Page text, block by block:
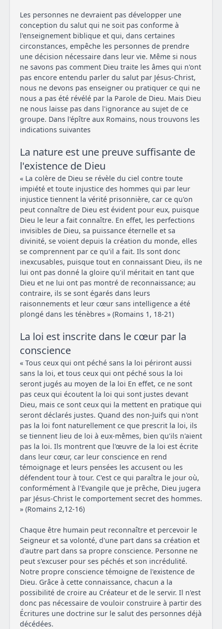
Les personnes ne devraient pas développer une
conception du salut qui ne soit pas conforme à
l'enseignement biblique et qui, dans certaines
circonstances, empêche les personnes de prendre
une décision nécessaire dans leur vie. Même si nous
ne savons pas comment Dieu traite les âmes qui n'ont
pas encore entendu parler du salut par Jésus-Christ,
nous ne devons pas enseigner ou pratiquer ce qui ne
nous a pas été révélé par la Parole de Dieu. Mais Dieu
ne nous laisse pas dans l'ignorance au sujet de ce
groupe. Dans l'épître aux Romains, nous trouvons les
indications suivantes
La nature est une preuve suffisante de
l'existence de Dieu
« La colère de Dieu se révèle du ciel contre toute
impiété et toute injustice des hommes qui par leur
injustice tiennent la vérité prisonnière, car ce qu'on
peut connaître de Dieu est évident pour eux, puisque
Dieu le leur a fait connaître. En effet, les perfections
invisibles de Dieu, sa puissance éternelle et sa
divinité, se voient depuis la création du monde, elles
se comprennent par ce qu'il a fait. Ils sont donc
inexcusables, puisque tout en connaissant Dieu, ils ne
lui ont pas donné la gloire qu'il méritait en tant que
Dieu et ne lui ont pas montré de reconnaissance; au
contraire, ils se sont égarés dans leurs
raisonnements et leur cœur sans intelligence a été
plongé dans les ténèbres » (Romains 1, 18-21)
La loi est inscrite dans le cœur par la
conscience
« Tous ceux qui ont péché sans la loi périront aussi
sans la loi, et tous ceux qui ont péché sous la loi
seront jugés au moyen de la loi En effet, ce ne sont
pas ceux qui écoutent la loi qui sont justes devant
Dieu, mais ce sont ceux qui la mettent en pratique qui
seront déclarés justes. Quand des non-Juifs qui n'ont
pas la loi font naturellement ce que prescrit la loi, ils
se tiennent lieu de loi à eux-mêmes, bien qu'ils n'aient
pas la loi. Ils montrent que l'œuvre de la loi est écrite
dans leur cœur, car leur conscience en rend
témoignage et leurs pensées les accusent ou les
défendent tour à tour. C'est ce qui paraîtra le jour où,
conformément à l'Evangile que je prêche, Dieu jugera
par Jésus-Christ le comportement secret des hommes.
» (Romains 2,12-16)
Chaque être humain peut reconnaître et percevoir le
Seigneur et sa volonté, d'une part dans sa création et
d'autre part dans sa propre conscience. Personne ne
peut s'excuser pour ses péchés et son incrédulité.
Notre propre conscience témoigne de l'existence de
Dieu. Grâce à cette connaissance, chacun a la
possibilité de croire au Créateur et de le servir. Il n'est
donc pas nécessaire de vouloir construire à partir des
Écritures une doctrine sur le salut des personnes déjà
décédées.